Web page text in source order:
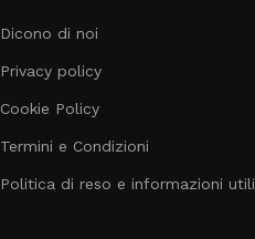
Dicono di noi
Privacy policy
Cookie Policy
Termini e Condizioni
Politica di reso e informazioni utili